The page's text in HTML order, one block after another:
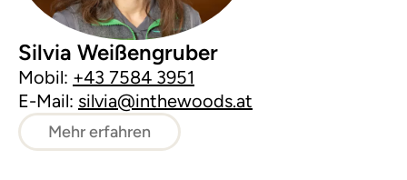
Silvia Weißengruber
Mobil: +43 7584 3951
E-Mail: silvia@inthewoods.at
Mehr erfahren